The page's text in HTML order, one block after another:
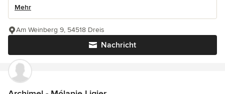
Mehr
Nachricht
Am Weinberg 9, 54518 Dreis